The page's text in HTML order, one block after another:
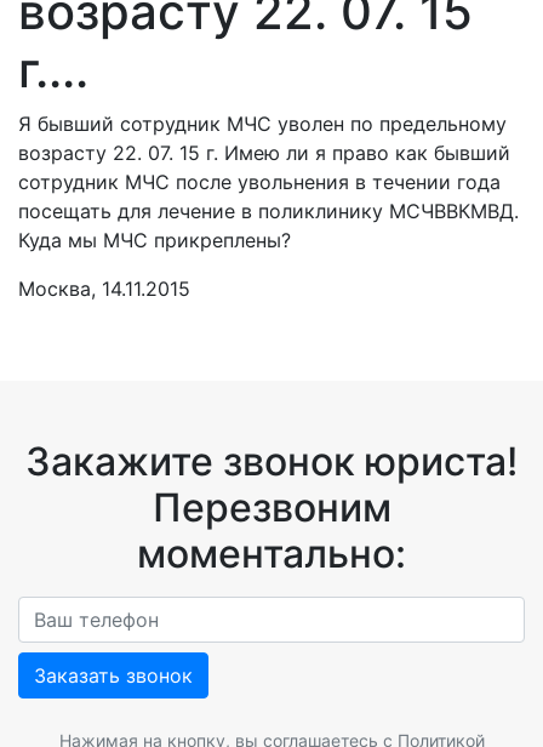
г....
Я бывший сотрудник МЧС уволен по предельному
возрасту 22. 07. 15 г. Имею ли я право как бывший
сотрудник МЧС после увольнения в течении года
посещать для лечение в поликлинику МСЧВВКМВД.
Куда мы МЧС прикреплены?
Москва, 14.11.2015
Закажите звонок юриста!
Перезвоним
моментально:
Заказать звонок
Нажимая на кнопку, вы соглашаетесь с Политикой